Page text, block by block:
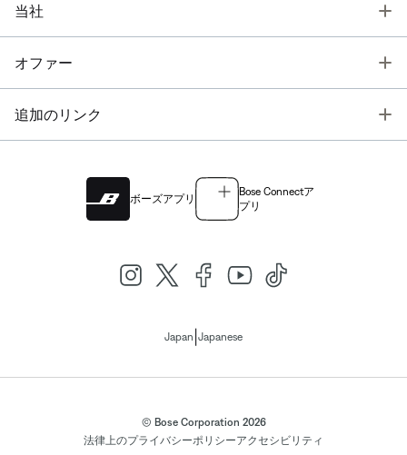
当社
オファー
追加のリンク
ボーズアプリ
Bose Connectア
プリ
Japan Japanese
© Bose Corporation 2026
法律上のプライバシーポリシーアクセシビリティ